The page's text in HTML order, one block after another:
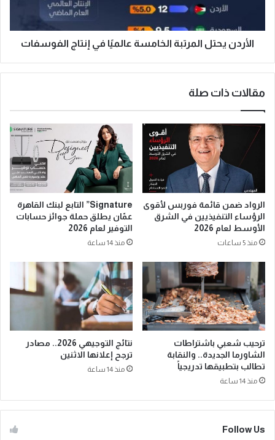
الأردن يحتل المرتبة الخامسة عالميًا في إنتاج الفوسفات
مقالات ذات صلة
الرواد ضمن قائمة فوربس لأقوى
الرؤساء التنفيذيين في الشرق
الأوسط لعام 2026
منذ 5 ساعات
Signature” التابع لبنك القاهرة
عمّان يطلق حملة جوائز حسابات
التوفير لعام 2026
منذ 14 ساعة
ترحيب شعبي باشتراطات
الشاورما الجديدة.. والنقابة
تطالب بتطبيقها تدريجياً
منذ 14 ساعة
نتائج التوجيهي 2026.. مصادر
ترجح إعلانها الاثنين
منذ 14 ساعة
Follow Us